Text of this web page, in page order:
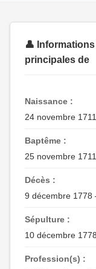
👤 Informations
principales de
Naissance :
24 novembre
Baptême :
25 novembre
Décès :
9 décembre 1778
Sépulture :
10 décembre
Profession(s) :